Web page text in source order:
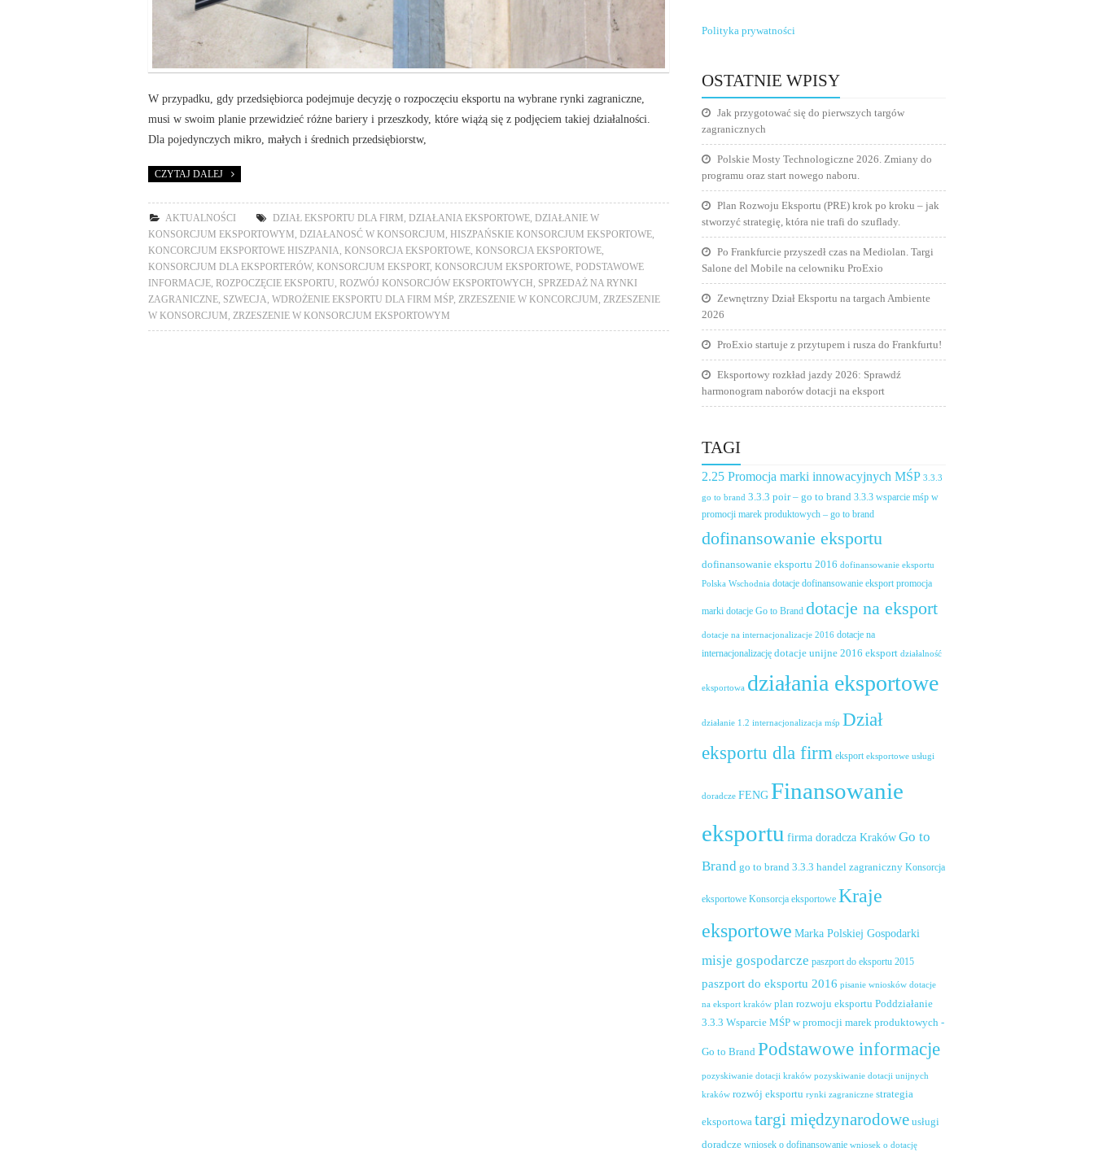
W przypadku, gdy przedsiębiorca podejmuje decyzję o rozpoczęciu eksportu na wybrane rynki zagraniczne,
musi w swoim planie przewidzieć różne bariery i przeszkody, które wiążą się z podjęciem takiej działalności.
Dla pojedynczych mikro, małych i średnich przedsiębiorstw,
CZYTAJ DALEJ
AKTUALNOŚCI DZIAŁ EKSPORTU DLA FIRM DZIAŁANIA EKSPORTOWE, DZIAŁANIE W
KONSORCJUM EKSPORTOWYM DZIAŁANOSĆ W KONSORCJUM HISZPAŃSKIE KONSORCJUM EKSPORTOWE
KONCORCJUM EKSPORTOWE HISZPANIA KONSORCJA EKSPORTOWE KONSORCJA EKSPORTOWE
KONSORCJUM DLA EKSPORTERÓW, KONSORCJUM EKSPORT, KONSORCJUM EKSPORTOWE PODSTAWOWE
INFORMACJE ROZPOCZĘCIE EKSPORTU ROZWÓJ KONSORCJÓW EKSPORTOWYCH
SPRZEDAŻ NA RYNKI
ZAGRANICZNE SZWECJA WDROŻENIE EKSPORTU DLA FIRM MŚP ZRZESZENIE W KONCORCJUM
ZRZESZENIE
W KONSORCJUM
ZRZESZENIE W KONSORCJUM EKSPORTOWYM
Polityka prywatności
OSTATNIE WPISY
Jak przygotować się do pierwszych targów
zagranicznych
Polskie Mosty Technologiczne 2026. Zmiany do
programu oraz start nowego naboru.
Plan Rozwoju Eksportu (PRE) krok po kroku – jak
stworzyć strategię, która nie trafi do szuflady.
Po Frankfurcie przyszedł czas na Mediolan. Targi
Salone del Mobile na celowniku ProExio
Zewnętrzny Dział Eksportu na targach Ambiente
2026
ProExio startuje z przytupem i rusza do Frankfurtu!
Eksportowy rozkład jazdy 2026: Sprawdź
harmonogram naborów dotacji na eksport
TAGI
2.25 Promocja marki innowacyjnych MŚP 3.3.3
go to brand 3.3.3 poir – go to brand 3.3.3 wsparcie mśp w
promocji marek produktowych – go to brand
dofinansowanie eksportu
dofinansowanie eksportu 2016 dofinansowanie eksportu
Polska Wschodnia dotacje dofinansowanie eksport promocja
marki dotacje Go to Brand dotacje na eksport
dotacje na internacjonalizacje 2016 dotacje na
internacjonalizację dotacje unijne 2016 eksport działalność
eksportowa działania eksportowe
działanie 1.2 internacjonalizacja mśp Dział
eksportu dla firm eksport eksportowe usługi
doradcze FENG Finansowanie
eksportu firma doradcza KrakówGo to
Brand go to brand 3.3.3 handel zagraniczny Konsorcja
eksportowe Konsorcja eksportowe Kraje
eksportowe Marka Polskiej Gospodarki
misje gospodarcze paszport do eksportu 2015
paszport do eksportu 2016 pisanie wniosków dotacje
na eksport kraków plan rozwoju eksportu Poddziałanie
3.3.3 Wsparcie MŚP w promocji marek produktowych -
Go to Brand Podstawowe informacje
pozyskiwanie dotacji kraków pozyskiwanie dotacji unijnych
kraków rozwój eksportu rynki zagraniczne strategia
eksportowa targi międzynarodowe usługi
doradcze wniosek o dofinansowanie wniosek o dotację